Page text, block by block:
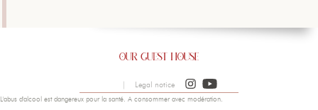
Legal notice
L'abus d'alcool est dangereux pour la santé. A consommer avec modération.